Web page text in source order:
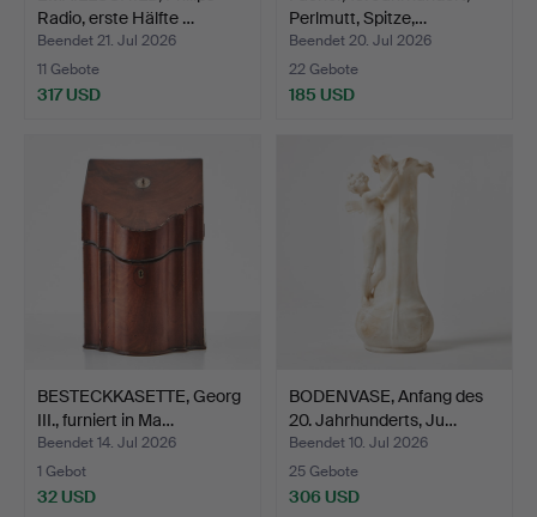
Radio, erste Hälfte …
Beendet 21. Jul 2026
11 Gebote
317 USD
Perlmutt, Spitze,…
Beendet 20. Jul 2026
22 Gebote
185 USD
BESTECKKASETTE, Georg
III., furniert in Ma…
Beendet 14. Jul 2026
1 Gebot
32 USD
BODENVASE, Anfang des
20. Jahrhunderts, Ju…
Beendet 10. Jul 2026
25 Gebote
306 USD